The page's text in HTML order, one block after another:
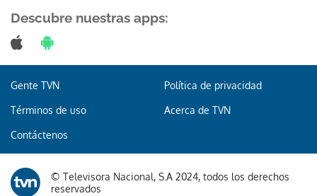
Descubre nuestras apps:
Gente TVN Política de privacidad
Términos de uso Acerca de TVN
Contáctenos
© Televisora Nacional, S.A 2024, todos los derechos
reservados